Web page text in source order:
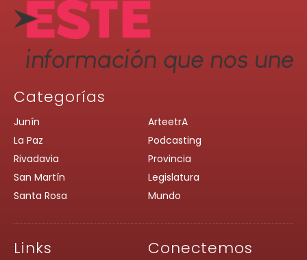
Categorías
Junín
La Paz
Rivadavia
San Martín
Santa Rosa
ArteetrA
Podcasting
Provincia
Legislatura
Mundo
Links Conectemos